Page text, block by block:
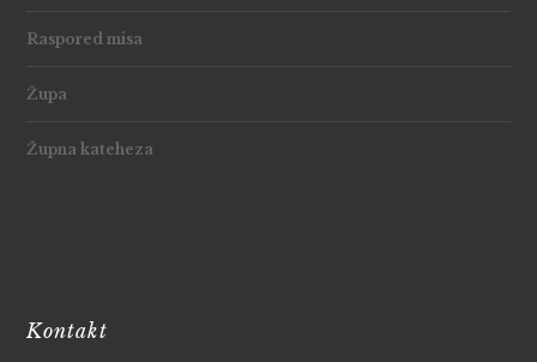
Raspored misa
Župa
Župna kateheza
Kontakt